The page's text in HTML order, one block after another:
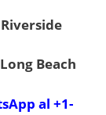
Beach
al +1-